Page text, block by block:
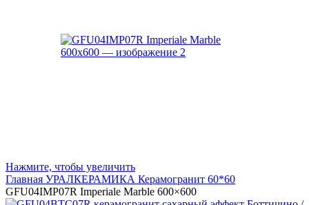
Нажмите, чтобы увеличить
Главная УРАЛКЕРАМИКА Керамогранит 60*60
GFU04IMP07R Imperiale Marble 600×600